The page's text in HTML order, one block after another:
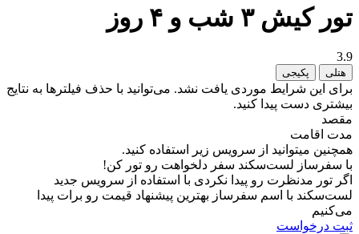
تور کیش ۳ شب و ۴ روز
3.9
هتلی پکیجی
برای این شرایط موردی یافت نشد. می‌توانید با حذف فیلترها به نتایج
بیشتری دست پیدا کنید.
مقصد
مدت اقامت
همچنین میتوانید از سرویس زیر استفاده کنید.
با سفرساز لست‌سکند سفر دلخواهت رو تور کن!
اگر تور مدنظرت رو پیدا نکردی با استفاده از سرویس جدید
لست‌سکند با اسم سفرساز بهترین پیشنهاد قیمت رو برات پیدا
می‌کنیم
ثبت درخواست